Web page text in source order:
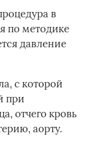
в
по методике
давление
с которой
при
отчего кровь
аорту.